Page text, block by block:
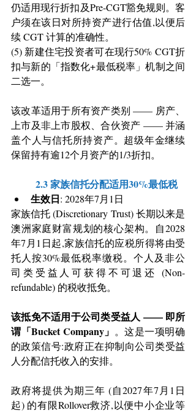
仍适用现行折扣及Pre-CGT豁免规则。客
户须在该日对所持资产进行估值,以便后
续 CGT 计算的准确性。
(5) 新建住宅投资者可在现行50% CGT折
扣与新的「指数化+最低税率」机制之间
二选一。
该改革适用于所有资产类别 —— 房产、
上市及非上市股权、合伙资产 —— 并涵
盖个人与信托所持资产。超级年金继续
保留持有逾12个月资产的1/3折扣。
	2.3 家族信托分配适用30%最低税
生效日: 2028年7月1日
家族信托 (Discretionary Trust) 长期以来是
澳洲家庭财富规划的核心架构。自2028
年7月1日起,家族信托的应税所得将由受
托人按30%最低税率缴税。个人及非公
司类受益人可获得不可退还 (Non-
refundable) 的税收抵免。
该抵免不适用于公司类受益人 —— 即所
谓「Bucket Company」 。这是一项明确
的政策信号:政府正在抑制向公司类受益
人分配信托收入的安排。
政府将提供为期三年 (自2027年7月1日
起) 的有限Rollover救济,以便中小企业等